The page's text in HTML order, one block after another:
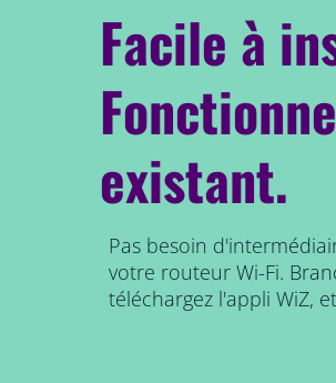
Facile à
existant.
Pas besoin
votre routeur Wi-Fi.
téléchargez l'appli WiZ,